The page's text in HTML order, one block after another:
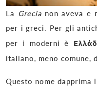
La Grecianon aveva e
per i greci. Per gli
per i moderni è
italiano, meno comune,
Questo nome dapprima